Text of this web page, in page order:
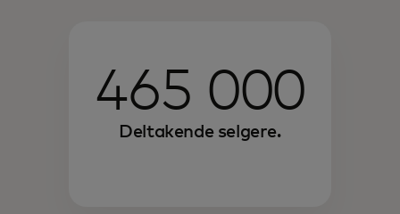
465 000
Deltakende selgere.